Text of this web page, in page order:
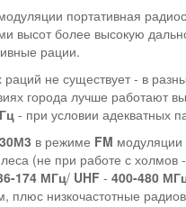
портативная
высот более высокую
рации.
не существует - в
города лучше работают
- при условии адекватных
в режиме FM модуляции
леса (не при работе с
174 МГц/ UHF - 400-480
плюс низкочастотные